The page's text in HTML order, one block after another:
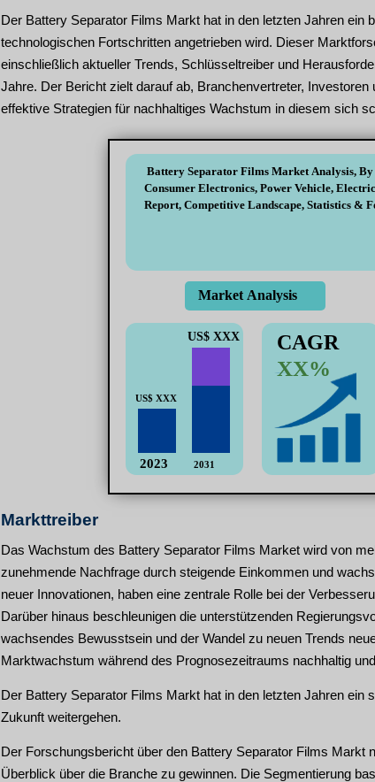
Der Battery Separator Films Markt hat in den letzten Jahren
technologischen Fortschritten angetrieben wird. Dieser
einschließlich aktueller Trends, Schlüsseltreiber und
Jahre. Der Bericht zielt darauf ab, Branchenvertreter,
effektive Strategien für nachhaltiges Wachstum in diesem sich
Markttreiber
Das Wachstum des Battery Separator Films Market wird von
zunehmende Nachfrage durch steigende Einkommen und
neuer Innovationen, haben eine zentrale Rolle bei der
Darüber hinaus beschleunigen die unterstützenden
wachsendes Bewusstsein und der Wandel zu neuen Trends
Marktwachstum während des Prognosezeitraums nachhaltig
Der Battery Separator Films Markt hat in den letzten Jahren
Zukunft weitergehen.
Der Forschungsbericht über den Battery Separator Films
Überblick über die Branche zu gewinnen. Die Segmentierung